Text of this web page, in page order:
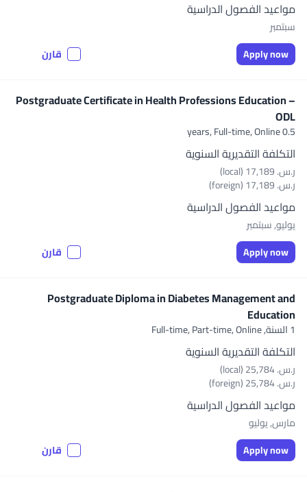
مواعيد الفصول الدراسية
سبتمبر
Apply now
قارن
Postgraduate Certificate in Health Professions Education –
ODL
0.5 years,
Full-time, Online
التكلفة التقديرية السنوية
ر.س.‏ 17,189 (local)
ر.س.‏ 17,189 (foreign)
مواعيد الفصول الدراسية
يوليو, سبتمبر
Apply now
قارن
Postgraduate Diploma in Diabetes Management and
Education
1 السنة, Full-time, Part-time, Online
التكلفة التقديرية السنوية
ر.س.‏ 25,784 (local)
ر.س.‏ 25,784 (foreign)
مواعيد الفصول الدراسية
مارس, يوليو
Apply now
قارن